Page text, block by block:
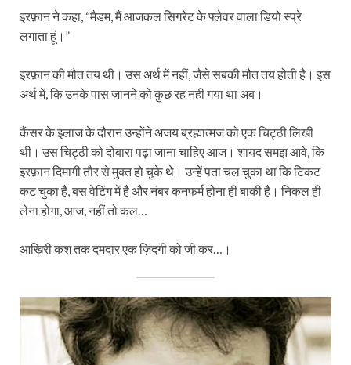
इरफ़ान ने कहा, “मैडम, मैं आजकल सिगरेट के फ्लेवर वाला डियो स्प्रे
लगाता हूं।”
इरफ़ान की मौत तय थी। उस अर्थ में नहीं, जैसे सबकी मौत तय होती है। इस
अर्थ में, कि उनके पास जानने को कुछ रह नहीं गया था अब।
कैंसर के इलाज के दौरान उन्होंने अजय ब्रह्मात्मज को एक चिट्ठी लिखी
थी। उस चिट्ठी को दोबारा पढ़ा जाना चाहिए आज। शायद समझ आवे, कि
इरफ़ान दिमागी तौर से मुक्त हो चुके थे। उन्हें पता चल चुका था कि टिकट
कट चुका है, बस वेटिंग में है और नंबर कनफर्म होना ही बाकी है। निकल ही
लेना होगा, आज, नहीं तो कल…
आख़िरी कश तक दमदार एक ज़िंदगी को जी कर…।